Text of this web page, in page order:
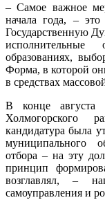
– Самое важное
начала года, –
Государственную
образованиях,
Форма, в которой
в средствах
В конце августа
кандидатура была
муниципального
отбора – на эту
принцип
возглавлял, –
самоуправления и